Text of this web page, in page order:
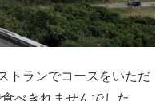
トランでコースをいただ
べきれませんでした。